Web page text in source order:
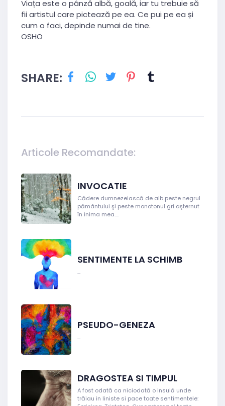
Viața este o pânză albă, goală, iar tu trebuie să
fii artistul care pictează pe ea. Ce pui pe ea și
cum o faci, depinde numai de tine.
OSHO
SHARE:
Articole Recomandate:
INVOCATIE
Cădere dumnezeiască de alb peste negrul
pământului şi peste monotonul gri aşternut
în inima mea....
SENTIMENTE LA SCHIMB
...
PSEUDO-GENEZA
...
DRAGOSTEA SI TIMPUL
A fost odată ca niciodată o insulă unde
trăiau in liniste si pace toate sentimentele: